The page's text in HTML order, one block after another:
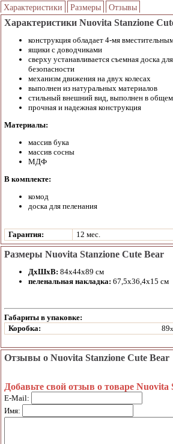
Характеристики Размеры Отзывы
Характеристики Nuovita Stanzione
конструкция обладает 4-мя
ящики с доводчиками
сверху устанавливается съемная доска
безопасности
механизм движения на двух колесах
выполнен из натуральных материалов
стильный внешний вид, выполнен в общем
прочная и надежная конструкция
Материалы:
массив бука
массив сосны
МДФ
В комплекте:
комод
доска для пеленания
Гарантия: 12 мес.
Размеры Nuovita Stanzione Cute Bear
ДхШхВ: 84х44х89 см
пеленальная накладка: 67,5х36,4х15 см
Габариты в упаковке:
Коробка:
89x
Отзывы о Nuovita Stanzione Cute Bear
Добавьте свой отзыв о товаре Nuovita
E-Mail:
Имя: